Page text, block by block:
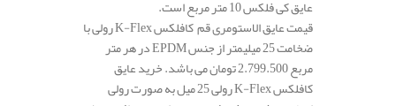
عایق کی فلکس 10 متر مربع است.
قیمت عایق الاستومری قم کافلکس K-Flex رولی با
ضخامت 25 میلیمتر از جنس EPDM در هر متر
مربع 2.799.500 تومان می باشد. خرید عایق
کافلکس K-Flex رولی 25 میل به صورت رولی